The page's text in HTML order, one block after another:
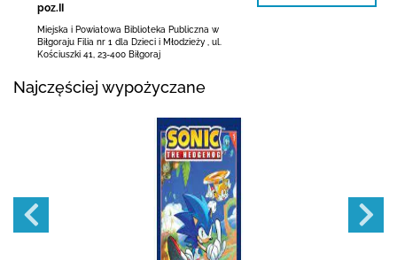
poz.II
Miejska i Powiatowa Biblioteka Publiczna w
Biłgoraju Filia nr 1 dla Dzieci i Młodzieży, ul.
Kościuszki 41
23-400 Biłgoraj
Najczęściej wypożyczane